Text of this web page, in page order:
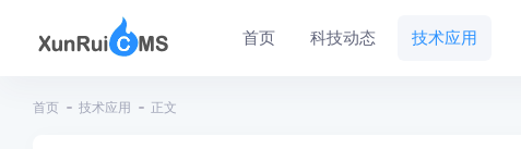
首页 科技动态 技术应用
首页 技术应用 正文